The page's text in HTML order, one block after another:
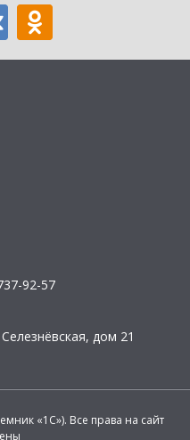
92-57
дом 21
«1С»). Все права на сайт